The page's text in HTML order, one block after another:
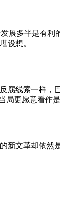
展多半是有
设想。
腐线索一样
更愿意看作是
新文革却依